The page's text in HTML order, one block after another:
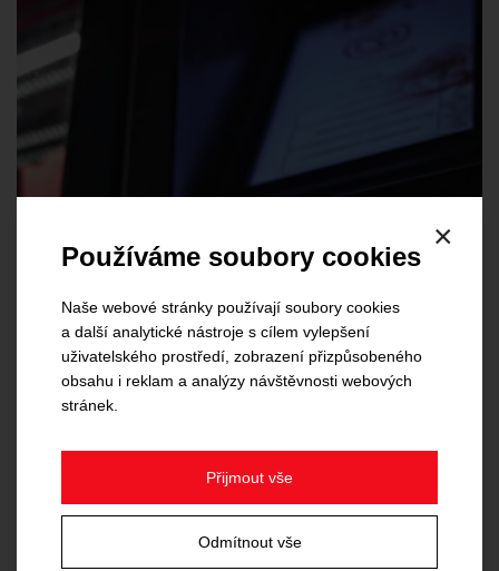
×
Používáme soubory cookies
Naše webové stránky používají soubory cookies
a další analytické nástroje s cílem vylepšení
uživatelského prostředí, zobrazení přizpůsobeného
obsahu i reklam a analýzy návštěvnosti webových
stránek.
Přijmout vše
Odmítnout vše